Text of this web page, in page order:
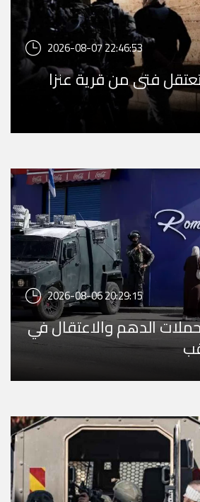
2026-08-07 22:46:53
فتى من قرية عنزا
2026-08-06 20:29:15
الدهم والاعتقال في